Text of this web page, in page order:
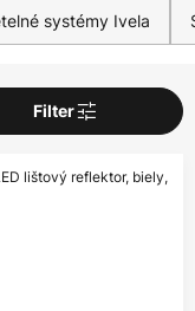
systémy Ivela
Filter
lištový reflektor, biely,